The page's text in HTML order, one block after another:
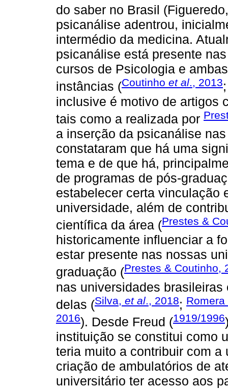
do saber no Brasil
psicanálise adentrou,
intermédio da medicina.
psicanálise está presente
cursos de Psicologia e
instâncias (Coutinho et al., 2013
inclusive é motivo de artigos
tais como a realizada por
a inserção da psicanálise
constataram que há uma
tema e de que há,
de programas de pós-
estabelecer certa vinculação
universidade, além de
científica da área (Prestes &
historicamente influenciar a
estar presente nas nossas
graduação (Prestes & Coutinho,
nas universidades
delas (Silva, et al ., 2018;
2016). Desde Freud (1919/1996
instituição se constitui como
teria muito a contribuir com
criação de ambulatórios de
universitário ter acesso aos